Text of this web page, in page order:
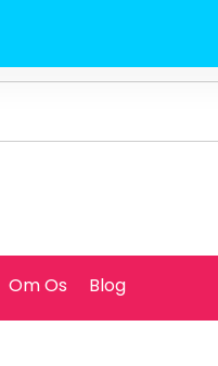
Om Os Blog